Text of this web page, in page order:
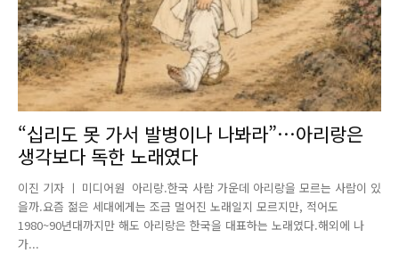
“십리도 못 가서 발병이나 나봐라”…아리랑은
생각보다 독한 노래였다
이진 기자 ㅣ 미디어원 아리랑.한국 사람 가운데 아리랑을 모르는 사람이 있
을까.요즘 젊은 세대에게는 조금 멀어진 노래일지 모르지만, 적어도
1980~90년대까지만 해도 아리랑은 한국을 대표하는 노래였다.해외에 나
가...